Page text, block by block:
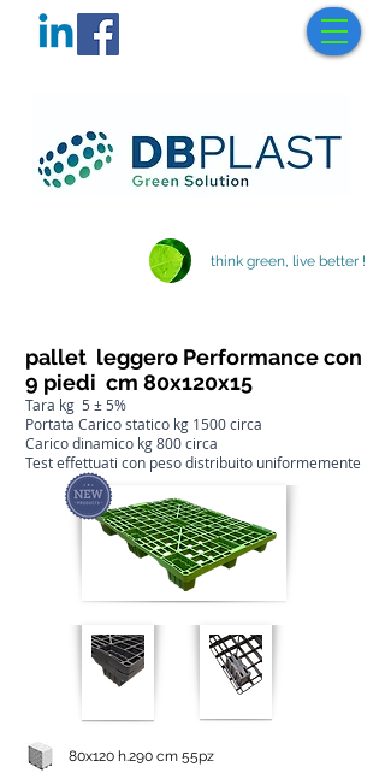
think green, live better !
pallet leggero Performance con
9 piedi cm 80x120x15
Tara kg 5 ± 5%
Portata Carico statico kg 1500 circa
Carico dinamico kg 800 circa
Test effettuati con peso distribuito uniformemente
80x120 h.290 cm 55pz